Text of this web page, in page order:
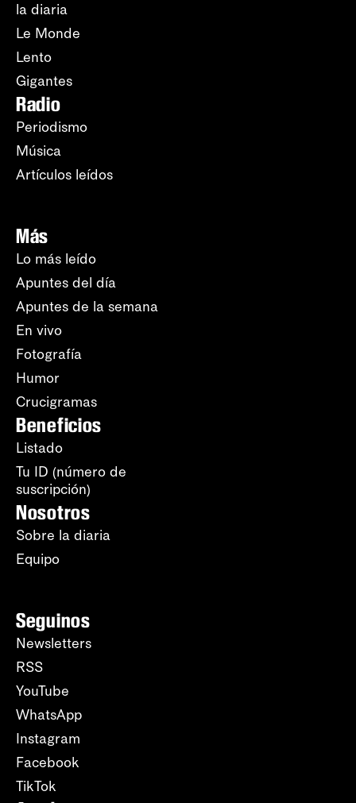
la diaria
Le Monde
Lento
Gigantes
Radio
Periodismo
Música
Artículos leídos
Más
Lo más leído
Apuntes del día
Apuntes de la semana
En vivo
Fotografía
Humor
Crucigramas
Beneficios
Listado
Tu ID (número de
suscripción)
Nosotros
Sobre la diaria
Equipo
Seguinos
Newsletters
RSS
YouTube
WhatsApp
Instagram
Facebook
TikTok